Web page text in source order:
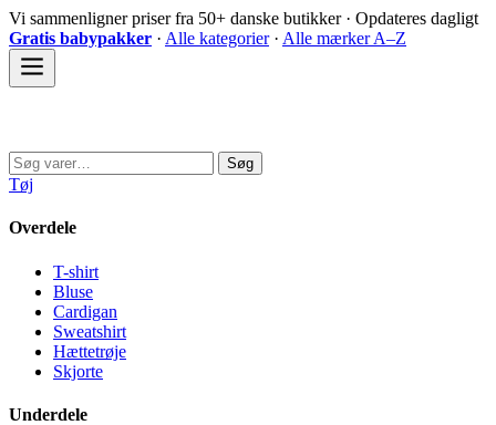
Spring
til
indhold
Vi sammenligner priser fra 50+ danske butikker · Opdateres dagligt
Gratis babypakker · Alle kategorier· Alle mærker A–Z
Søg
efter:
Søg
Tøj
Overdele
T-shirt
Bluse
Cardigan
Sweatshirt
Hættetrøje
Skjorte
Underdele